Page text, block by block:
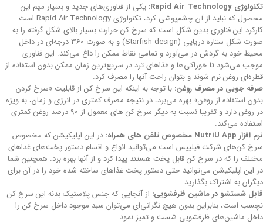
تکنولوژی Rapid Air Technology:
یکی از فناوری‌های جدید و بسیار مهم این
محصول که نباید از آن چشم‌پوشی کرد، تکنولوژی Rapid Air Technology است.
کارکرد این فناوری بدین شکل است که سرخ کن حرارت بسیار بالای شکل گرفته را به
صورت شکل ستاره دریایی (Starfish design) و به صورت 360 درجه‌ای در داخل
محیط خود به گردش در می‌آورد و تمامی نقاط ممکن را داغ می‌کند. این فناوری
موجب می‌شود تا خوراکی‌ها و غذاهای ترد در سریع‌ترین زمان ممکن بدون استفاده از
قطره‌ای روغن نرم شوند و بتوان راحت آنها را مصرف کرد.
صرفه جویی در مصرف روغن: با توجه به اینکه این سرخ کن از قابلیت «سرخ کردن
بدون استفاده از روغن» بهره می‌برد، در نتیجه مصرف کمتری در انرژی و زمان، به ویژه
در روغن دارد و تقریبا نسبت به دیگر سرخ کن های معمول از 90 درصد روغن کمتری
استفاده می‌کند.
نرم افزار NutriU App مخصوص تلفن های همراه:
در این اپلیکیشن که مخصوص
سرخ کن‌های شرکت فیلیپس است می‌توانید انواع و اقسام دستور پخت‌های غذاهای
مختلف را که در سرخ کن قابل پخت هستند پیدا کرد و از آنها بهره برد. همچنین شما
در این اپلیکیشن می‌توانید حتی دستور پخت غذاهای ساخته شده خود را در آن برای
دیگران به اشتراک بگذارید.
قابل شستشو در ماشین ظرفشویی: از آنجایی که جنس پلاستیک بدنه این سرخ کن
نچسب است، بنابراین بدون هیچ نگرانی‌ای می‌توان سبد موجود داخل سرخ کن را
داخل ماشین‌های ظرفشویی شست و تمیز نمود.